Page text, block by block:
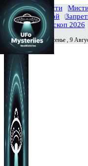
Главная Новости
Тайны вселенной
История
Гороскоп 2026
Сегодня Воскресенье , 9